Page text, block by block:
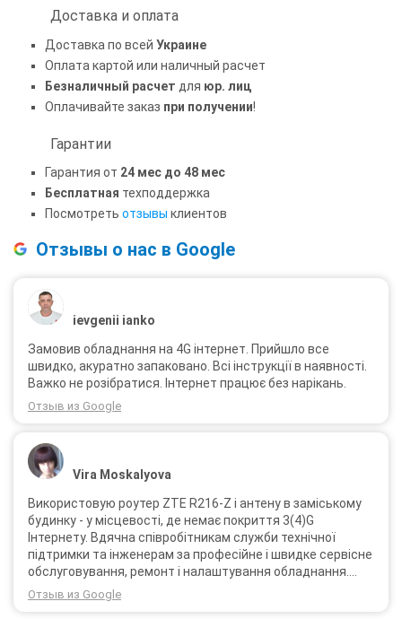
Доставка и оплата
Доставка по всей Украине
Оплата картой или наличный расчет
Безналичный расчет для юр. лиц
Оплачивайте заказ при получении!
Гарантии
Гарантия от 24 мес до 48 мес
Бесплатная техподдержка
Посмотреть отзывы клиентов
Отзывы о нас в Google
ievgenii ianko
Замовив обладнання на 4G інтернет. Прийшло все
швидко, акуратно запаковано. Всі інструкції в наявності.
Важко не розібратися. Інтернет працює без нарікань.
Отзыв из Google
Vira Moskalyova
Використовую роутер ZTE R216-Z і антену в заміському
будинку - у місцевості, де немає покриття 3(4)G
Інтернету. Вдячна співробітникам служби технічної
підтримки та інженерам за професійне і швидке сервісне
обслуговування, ремонт і налаштування обладнання.
Через 3 роки після покупки я не шкодую про прийняте
тоді рішення придбати обладнання в компанії 3G star
Отзыв из Google